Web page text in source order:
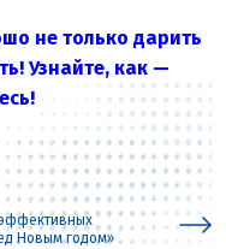
не только дарить
Узнайте, как —
Новым годом»